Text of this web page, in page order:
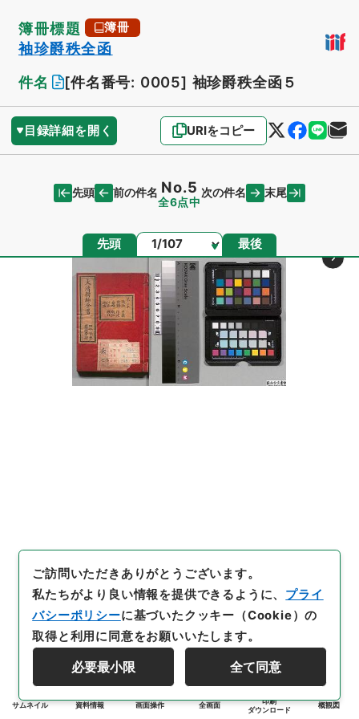
簿冊標題 簿冊
袖珍爵秩全函
件名
[件名番号: 0005] 袖珍爵秩全函５
目録詳細を開く URIをコピー
先頭 前の件名 No.5
全6点中
次の件名 末尾
先頭 ページ 最後
サムネイル 資料情報 画面操作 全画面
印刷
ダウンロード
概観図
ご訪問いただきありがとうございます。
私たちがより良い情報を提供できるように、 プライ
バシーポリシーに基づいたクッキー（Cookie）の
取得と利用に同意をお願いいたします。
必要最小限 全て同意